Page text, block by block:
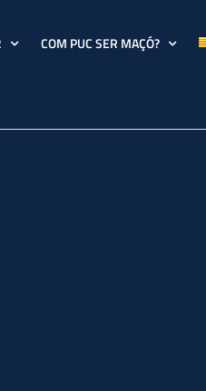
COM PUC SER MAÇÓ?